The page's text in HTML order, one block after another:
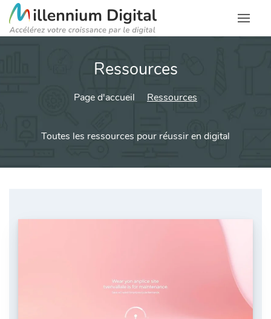
Ressources
Page d'accueil Ressources
Toutes les ressources pour réussir en digital